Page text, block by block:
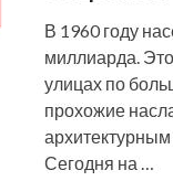
В 1960 году
миллиарда. Это
улицах по
прохожие
Сегодня на …